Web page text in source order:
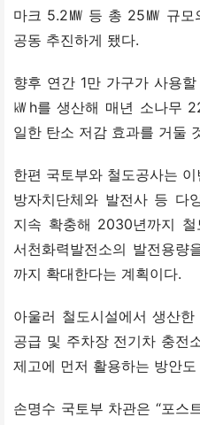
마크 5.2㎿ 등 총 25㎿ 규모
공동 추진하게 됐다.
향후 연간 1만 가구가 사용
㎾h를 생산해 매년 소나무
일한 탄소 저감 효과를 거둘
한편 국토부와 철도공사는
방자치단체와 발전사 등 다
지속 확충해 2030년까지 철
서천화력발전소의 발전용
까지 확대한다는 계획이다.
아울러 철도시설에서 생산
공급 및 주차장 전기차 충전
제고에 먼저 활용하는 방안도
손명수 국토부 차관은 “포스